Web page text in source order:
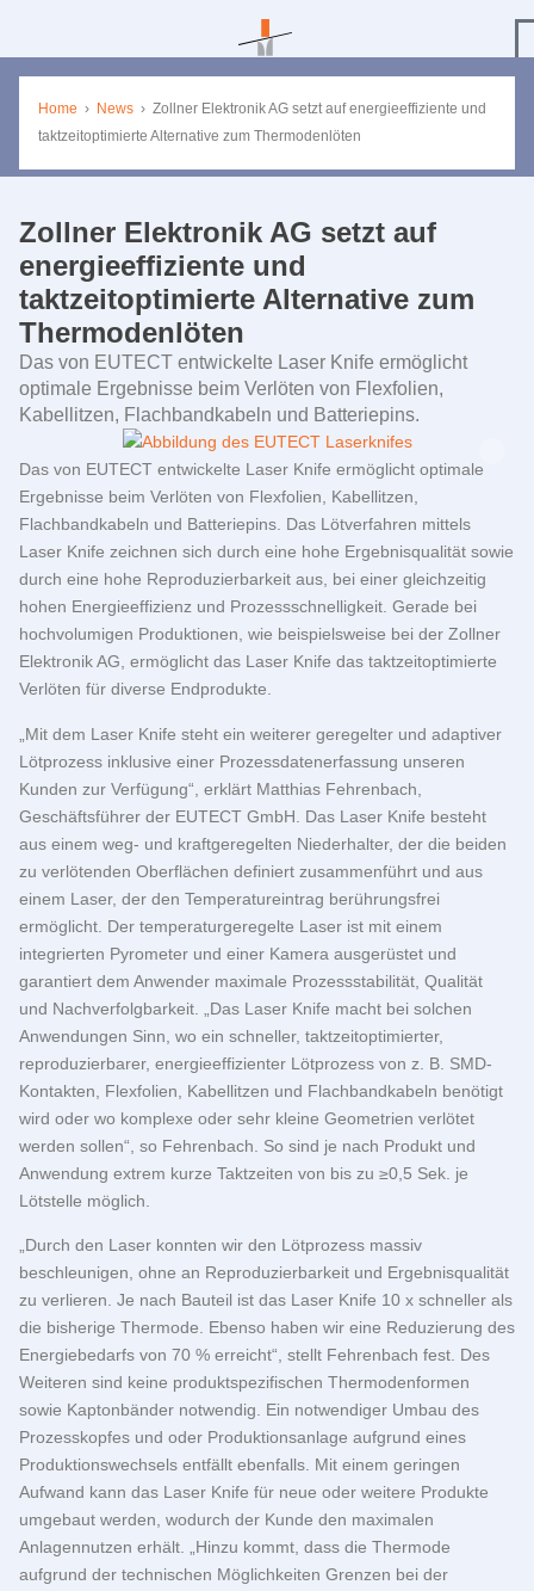
Home › News › Zollner Elektronik AG setzt auf energieeffiziente und
taktzeitoptimierte Alternative zum Thermodenlöten
Zollner Elektronik AG setzt auf
energieeffiziente und
taktzeitoptimierte Alternative zum
Thermodenlöten
Das von EUTECT entwickelte Laser Knife ermöglicht
optimale Ergebnisse beim Verlöten von Flexfolien,
Kabellitzen, Flachbandkabeln und Batteriepins.
Das von EUTECT entwickelte Laser Knife ermöglicht optimale
Ergebnisse beim Verlöten von Flexfolien, Kabellitzen,
Flachbandkabeln und Batteriepins. Das Lötverfahren mittels
Laser Knife zeichnen sich durch eine hohe Ergebnisqualität sowie
durch eine hohe Reproduzierbarkeit aus, bei einer gleichzeitig
hohen Energieeffizienz und Prozessschnelligkeit. Gerade bei
hochvolumigen Produktionen, wie beispielsweise bei der Zollner
Elektronik AG, ermöglicht das Laser Knife das taktzeitoptimierte
Verlöten für diverse Endprodukte.
„Mit dem Laser Knife steht ein weiterer geregelter und adaptiver
Lötprozess inklusive einer Prozessdatenerfassung unseren
Kunden zur Verfügung“, erklärt Matthias Fehrenbach,
Geschäftsführer der EUTECT GmbH. Das Laser Knife besteht
aus einem weg- und kraftgeregelten Niederhalter, der die beiden
zu verlötenden Oberflächen definiert zusammenführt und aus
einem Laser, der den Temperatureintrag berührungsfrei
ermöglicht. Der temperaturgeregelte Laser ist mit einem
integrierten Pyrometer und einer Kamera ausgerüstet und
garantiert dem Anwender maximale Prozessstabilität, Qualität
und Nachverfolgbarkeit. „Das Laser Knife macht bei solchen
Anwendungen Sinn, wo ein schneller, taktzeitoptimierter,
reproduzierbarer, energieeffizienter Lötprozess von z. B. SMD-
Kontakten, Flexfolien, Kabellitzen und Flachbandkabeln benötigt
wird oder wo komplexe oder sehr kleine Geometrien verlötet
werden sollen“, so Fehrenbach. So sind je nach Produkt und
Anwendung extrem kurze Taktzeiten von bis zu ≥0,5 Sek. je
Lötstelle möglich.
„Durch den Laser konnten wir den Lötprozess massiv
beschleunigen, ohne an Reproduzierbarkeit und Ergebnisqualität
zu verlieren. Je nach Bauteil ist das Laser Knife 10 x schneller als
die bisherige Thermode. Ebenso haben wir eine Reduzierung des
Energiebedarfs von 70 % erreicht“, stellt Fehrenbach fest. Des
Weiteren sind keine produktspezifischen Thermodenformen
sowie Kaptonbänder notwendig. Ein notwendiger Umbau des
Prozesskopfes und oder Produktionsanlage aufgrund eines
Produktionswechsels entfällt ebenfalls. Mit einem geringen
Aufwand kann das Laser Knife für neue oder weitere Produkte
umgebaut werden, wodurch der Kunde den maximalen
Anlagennutzen erhält. „Hinzu kommt, dass die Thermode
aufgrund der technischen Möglichkeiten Grenzen bei der